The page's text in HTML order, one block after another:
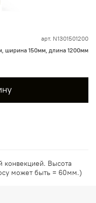
арт. N1301501200
ширина 150мм, длина 1200мм
конвекцией. Высота
может быть = 60мм.)